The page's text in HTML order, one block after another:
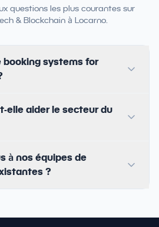
questions les plus courantes sur
& Blockchain à Locarno.
booking systems for
elle aider le secteur du
à nos équipes de
?